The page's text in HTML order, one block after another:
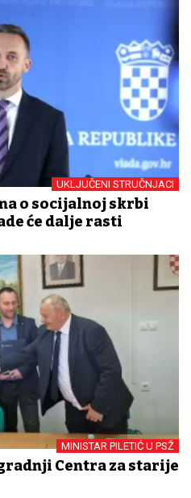
UKLJUČENI STRUČNJACI
o socijalnoj skrbi
će dalje rasti
MINISTAR PILETIĆ U PSŽ
Centra za starije